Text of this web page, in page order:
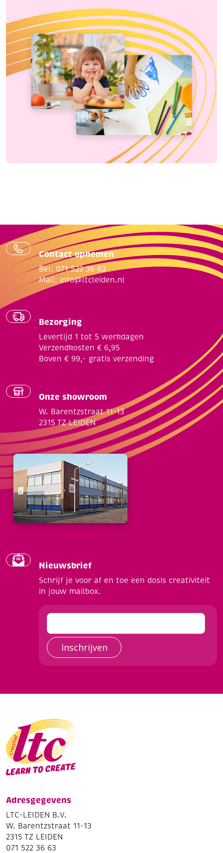
Contact opnemen
Bel: 071 522 36 63
Mail: info@ltcleiden.nl
Bezorging
Levertijd 1 tot 5 werkdagen
Verzendkosten € 6,95
Boven € 99,- gratis verzending
Onze showroom
W. Barentzstraat 11-13
2315 TZ LEIDEN
Nieuwsbrief
Schrijf je voor af en toe een dosis creativiteit
in jouw mailbox.
Inschrijven
Adresgegevens
LTC-LEIDEN B.V.
W. Barentzstraat 11-13
2315 TZ LEIDEN
071 522 36 63